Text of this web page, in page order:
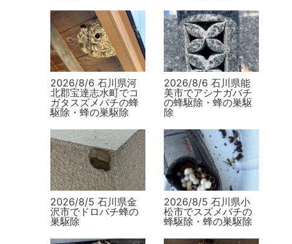
2026/8/6 石川県河
北郡宝達志水町でコ
ガタスズメバチの蜂
駆除・蜂の巣駆除
2026/8/6 石川県能
美市でアシナガバチ
の蜂駆除・蜂の巣駆
除
2026/8/5 石川県金
沢市でドロバチ蜂の
巣駆除
2026/8/5 石川県小
松市でスズメバチの
蜂駆除・蜂の巣駆除